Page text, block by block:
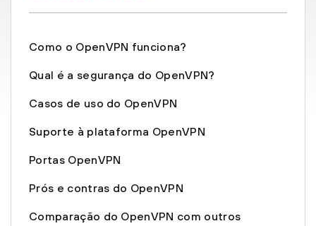
Como o OpenVPN funciona?
Qual é a segurança do OpenVPN?
Casos de uso do OpenVPN
Suporte à plataforma OpenVPN
Portas OpenVPN
Prós e contras do OpenVPN
Comparação do OpenVPN com outros